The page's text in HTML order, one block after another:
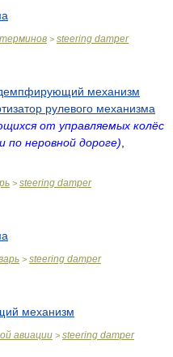
терминов > steering damper
механизм
рулевого механизма
от управляемых колёс
по неровной дороге)
> steering damper
> steering damper
механизм
авиации > steering damper